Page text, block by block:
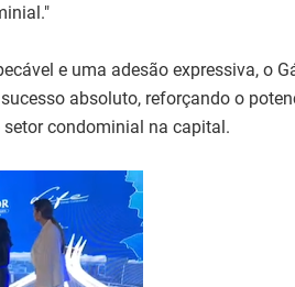
e uma adesão expressiva, o
absoluto, reforçando o
condominial na capital.